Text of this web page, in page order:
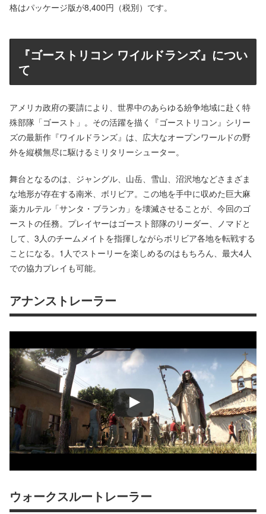
格はパッケージ版が8,400円（税別）です。
『ゴーストリコン ワイルドランズ』につい
て
アメリカ政府の要請により、世界中のあらゆる紛争地域に赴く特
殊部隊「ゴースト」。その活躍を描く『ゴーストリコン』シリー
ズの最新作『ワイルドランズ』は、広大なオープンワールドの野
外を縦横無尽に駆けるミリタリーシューター。
舞台となるのは、ジャングル、山岳、雪山、沼沢地などさまざま
な地形が存在する南米、ボリビア。この地を手中に収めた巨大麻
薬カルテル「サンタ・ブランカ」を壊滅させることが、今回のゴ
ーストの任務。プレイヤーはゴースト部隊のリーダー、ノマドと
して、3人のチームメイトを指揮しながらボリビア各地を転戦する
ことになる。1人でストーリーを楽しめるのはもちろん、最大4人
での協力プレイも可能。
アナンストレーラー
ウォークスルートレーラー